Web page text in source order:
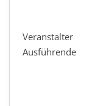
Veranstalter
Ausführende